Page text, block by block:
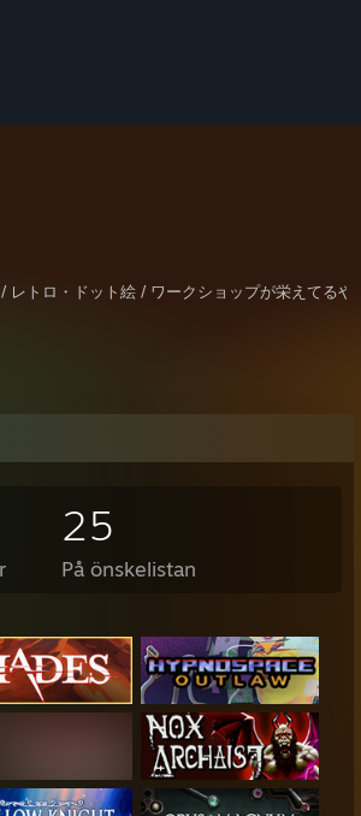
レトロ・ドット絵 / ワークショップが栄えてるやつ
た。
25
På önskelistan